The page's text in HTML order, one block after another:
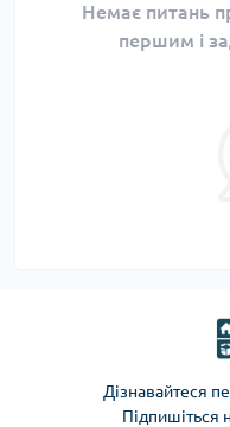
Немає питань
першим і
Дізнавайтеся
Підпишіться